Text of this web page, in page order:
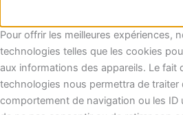
Pour offrir les meilleures expériences,
technologies telles que les cookies
aux informations des appareils. Le fait
technologies nous permettra de traiter
comportement de navigation ou les ID